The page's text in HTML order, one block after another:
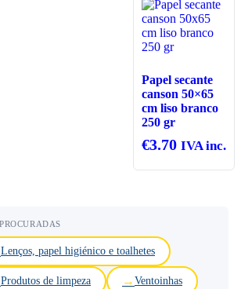
Papel secante
canson 50×65
cm liso branco
250 gr
€3.70 IVA inc.
Lenços, papel higiénico e toalhetes
Produtos de limpeza Ventoinhas